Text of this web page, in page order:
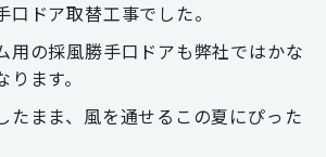
せドア取替工事でした。
用の採風勝手口ドアも弊社ではかな
ます。
たまま、風を通せるこの夏にぴった